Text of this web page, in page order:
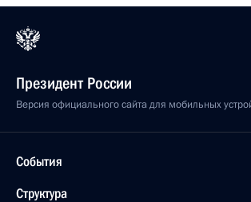
Президент России
Версия официального сайта для мобильных
События
Структура